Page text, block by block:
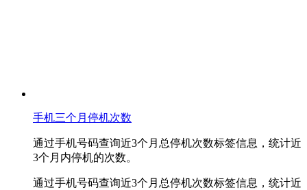
手机三个月停机次数
通过手机号码查询近3个月总停机次数标签信息，统计近
3个月内停机的次数。
通过手机号码查询近3个月总停机次数标签信息，统计近